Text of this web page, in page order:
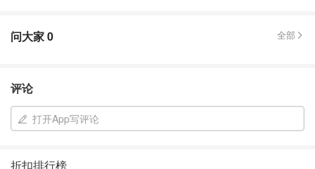
问大家0 全部
评论
打开App写评论
折扣排行榜